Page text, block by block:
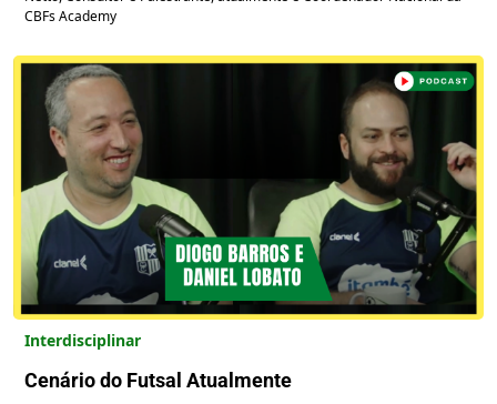
CBFs Academy
Interdisciplinar
Cenário do Futsal Atualmente